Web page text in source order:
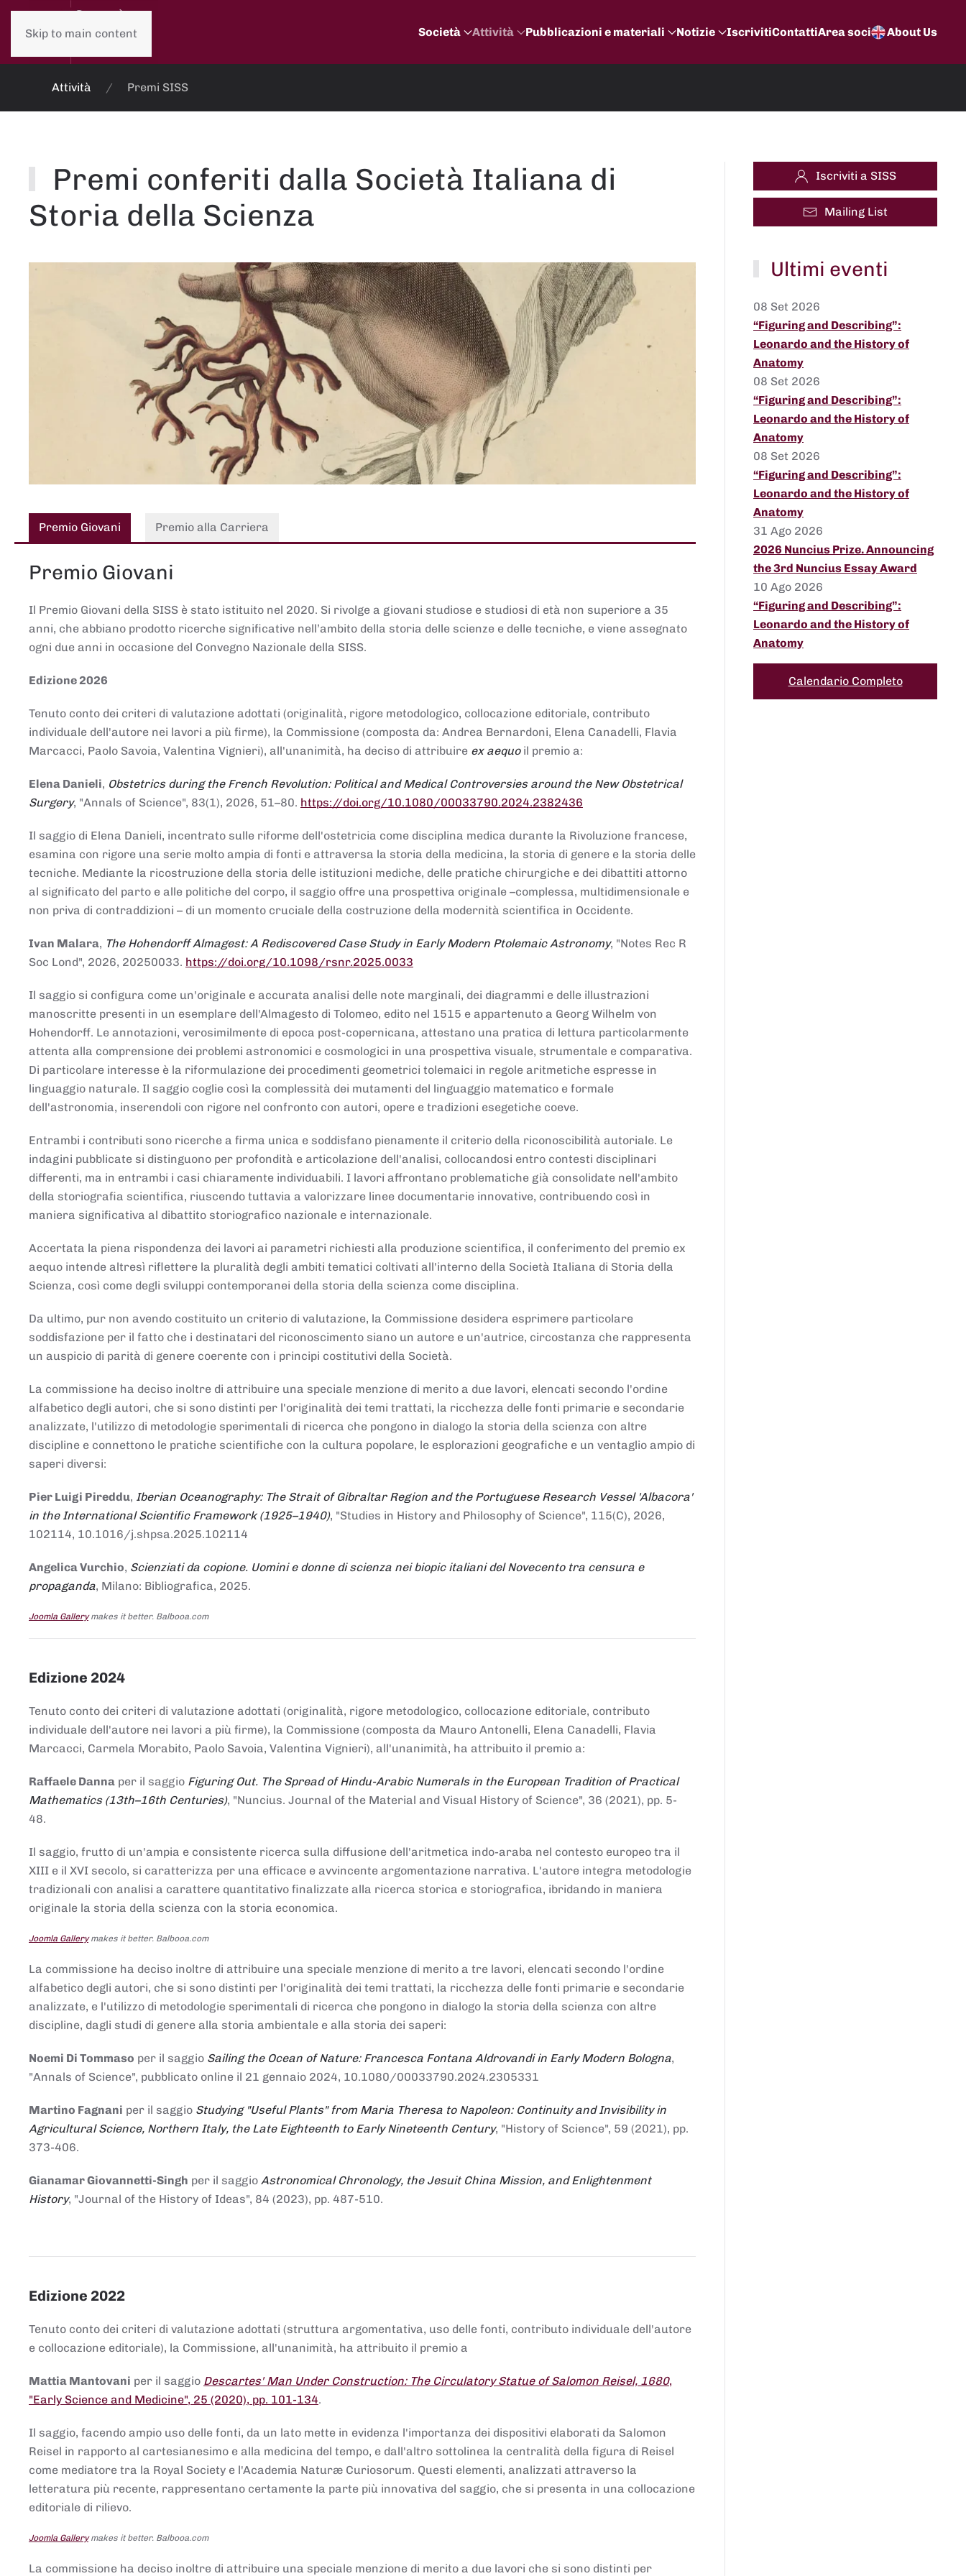
Skip to main content Società Attività Pubblicazioni e materiali Notizie IscrivitiContattiArea soci About Us
Attività Premi SISS
Premi conferiti dalla Società Italiana di
Storia della Scienza
Premio Giovani Premio alla Carriera
Premio Giovani
Il Premio Giovani della SISS è stato istituito nel 2020. Si rivolge a giovani studiose e studiosi di età non superiore a 35
anni, che abbiano prodotto ricerche significative nell’ambito della storia delle scienze e delle tecniche, e viene assegnato
ogni due anni in occasione del Convegno Nazionale della SISS.
Edizione 2026
Tenuto conto dei criteri di valutazione adottati (originalità, rigore metodologico, collocazione editoriale, contributo
individuale dell'autore nei lavori a più firme), la Commissione (composta da: Andrea Bernardoni, Elena Canadelli, Flavia
Marcacci, Paolo Savoia, Valentina Vignieri), all'unanimità, ha deciso di attribuire ex aequoil premio a:
Elena Danieli, Obstetrics during the French Revolution: Political and Medical Controversies around the New Obstetrical
Surgery, "Annals of Science", 83(1), 2026, 51–80. https://doi.org/10.1080/00033790.2024.2382436
Il saggio di Elena Danieli, incentrato sulle riforme dell'ostetricia come disciplina medica durante la Rivoluzione francese,
esamina con rigore una serie molto ampia di fonti e attraversa la storia della medicina, la storia di genere e la storia delle
tecniche. Mediante la ricostruzione della storia delle istituzioni mediche, delle pratiche chirurgiche e dei dibattiti attorno
al significato del parto e alle politiche del corpo, il saggio offre una prospettiva originale –complessa, multidimensionale e
non priva di contraddizioni – di un momento cruciale della costruzione della modernità scientifica in Occidente.
Ivan Malara, The Hohendorff Almagest: A Rediscovered Case Study in Early Modern Ptolemaic Astronomy, "Notes Rec R
Soc Lond", 2026, 20250033. https://doi.org/10.1098/rsnr.2025.0033
Il saggio si configura come un'originale e accurata analisi delle note marginali, dei diagrammi e delle illustrazioni
manoscritte presenti in un esemplare dell'Almagesto di Tolomeo, edito nel 1515 e appartenuto a Georg Wilhelm von
Hohendorff. Le annotazioni, verosimilmente di epoca post-copernicana, attestano una pratica di lettura particolarmente
attenta alla comprensione dei problemi astronomici e cosmologici in una prospettiva visuale, strumentale e comparativa.
Di particolare interesse è la riformulazione dei procedimenti geometrici tolemaici in regole aritmetiche espresse in
linguaggio naturale. Il saggio coglie così la complessità dei mutamenti del linguaggio matematico e formale
dell'astronomia, inserendoli con rigore nel confronto con autori, opere e tradizioni esegetiche coeve.
Entrambi i contributi sono ricerche a firma unica e soddisfano pienamente il criterio della riconoscibilità autoriale. Le
indagini pubblicate si distinguono per profondità e articolazione dell'analisi, collocandosi entro contesti disciplinari
differenti, ma in entrambi i casi chiaramente individuabili. I lavori affrontano problematiche già consolidate nell'ambito
della storiografia scientifica, riuscendo tuttavia a valorizzare linee documentarie innovative, contribuendo così in
maniera significativa al dibattito storiografico nazionale e internazionale.
Accertata la piena rispondenza dei lavori ai parametri richiesti alla produzione scientifica, il conferimento del premio ex
aequo intende altresì riflettere la pluralità degli ambiti tematici coltivati all'interno della Società Italiana di Storia della
Scienza, così come degli sviluppi contemporanei della storia della scienza come disciplina.
Da ultimo, pur non avendo costituito un criterio di valutazione, la Commissione desidera esprimere particolare
soddisfazione per il fatto che i destinatari del riconoscimento siano un autore e un'autrice, circostanza che rappresenta
un auspicio di parità di genere coerente con i principi costitutivi della Società.
La commissione ha deciso inoltre di attribuire una speciale menzione di merito a due lavori, elencati secondo l'ordine
alfabetico degli autori, che si sono distinti per l'originalità dei temi trattati, la ricchezza delle fonti primarie e secondarie
analizzate, l'utilizzo di metodologie sperimentali di ricerca che pongono in dialogo la storia della scienza con altre
discipline e connettono le pratiche scientifiche con la cultura popolare, le esplorazioni geografiche e un ventaglio ampio di
saperi diversi:
Pier Luigi Pireddu, Iberian Oceanography: The Strait of Gibraltar Region and the Portuguese Research Vessel 'Albacora'
in the International Scientific Framework (1925–1940), "Studies in History and Philosophy of Science", 115(C), 2026,
102114, 10.1016/j.shpsa.2025.102114
Angelica Vurchio, Scienziati da copione. Uomini e donne di scienza nei biopic italiani del Novecento tra censura e
propaganda, Milano: Bibliografica, 2025.
Joomla Gallerymakes it better. Balbooa.com
Edizione 2024
Tenuto conto dei criteri di valutazione adottati (originalità, rigore metodologico, collocazione editoriale, contributo
individuale dell'autore nei lavori a più firme), la Commissione (composta da Mauro Antonelli, Elena Canadelli, Flavia
Marcacci, Carmela Morabito, Paolo Savoia, Valentina Vignieri), all'unanimità, ha attribuito il premio a:
Raffaele Danna per il saggio Figuring Out. The Spread of Hindu-Arabic Numerals in the European Tradition of Practical
Mathematics (13th–16th Centuries), "Nuncius. Journal of the Material and Visual History of Science", 36 (2021), pp. 5-
48.
Il saggio, frutto di un'ampia e consistente ricerca sulla diffusione dell'aritmetica indo-araba nel contesto europeo tra il
XIII e il XVI secolo, si caratterizza per una efficace e avvincente argomentazione narrativa. L'autore integra metodologie
tradizionali con analisi a carattere quantitativo finalizzate alla ricerca storica e storiografica, ibridando in maniera
originale la storia della scienza con la storia economica.
Joomla Gallerymakes it better. Balbooa.com
La commissione ha deciso inoltre di attribuire una speciale menzione di merito a tre lavori, elencati secondo l'ordine
alfabetico degli autori, che si sono distinti per l'originalità dei temi trattati, la ricchezza delle fonti primarie e secondarie
analizzate, e l'utilizzo di metodologie sperimentali di ricerca che pongono in dialogo la storia della scienza con altre
discipline, dagli studi di genere alla storia ambientale e alla storia dei saperi:
Noemi Di Tommaso per il saggio Sailing the Ocean of Nature: Francesca Fontana Aldrovandi in Early Modern Bologna,
"Annals of Science", pubblicato online il 21 gennaio 2024, 10.1080/00033790.2024.2305331
Martino Fagnani per il saggio Studying "Useful Plants" from Maria Theresa to Napoleon: Continuity and Invisibility in
Agricultural Science, Northern Italy, the Late Eighteenth to Early Nineteenth Century, "History of Science", 59 (2021), pp.
373-406.
Gianamar Giovannetti-Singh per il saggio Astronomical Chronology, the Jesuit China Mission, and Enlightenment
History, "Journal of the History of Ideas", 84 (2023), pp. 487-510.
Edizione 2022
Tenuto conto dei criteri di valutazione adottati (struttura argomentativa, uso delle fonti, contributo individuale dell'autore
e collocazione editoriale), la Commissione, all'unanimità, ha attribuito il premio a
Mattia Mantovani per il saggio Descartes' Man Under Construction: The Circulatory Statue of Salomon Reisel, 1680,
"Early Science and Medicine", 25 (2020), pp. 101-134.
Il saggio, facendo ampio uso delle fonti, da un lato mette in evidenza l'importanza dei dispositivi elaborati da Salomon
Reisel in rapporto al cartesianesimo e alla medicina del tempo, e dall'altro sottolinea la centralità della figura di Reisel
come mediatore tra la Royal Society e l'Academia Naturæ Curiosorum. Questi elementi, analizzati attraverso la
letteratura più recente, rappresentano certamente la parte più innovativa del saggio, che si presenta in una collocazione
editoriale di rilievo.
Joomla Gallerymakes it better. Balbooa.com
La commissione ha deciso inoltre di attribuire una speciale menzione di merito a due lavori che si sono distinti per
Iscriviti a SISS
Mailing List
Ultimi eventi
08 Set 2026
“Figuring and Describing”:
Leonardo and the History of
Anatomy
08 Set 2026
“Figuring and Describing”:
Leonardo and the History of
Anatomy
08 Set 2026
“Figuring and Describing”:
Leonardo and the History of
Anatomy
31 Ago 2026
2026 Nuncius Prize. Announcing
the 3rd Nuncius Essay Award
10 Ago 2026
“Figuring and Describing”:
Leonardo and the History of
Anatomy
Calendario Completo